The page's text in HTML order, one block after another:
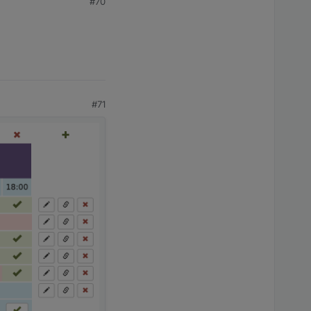
braucht, sind die
anderen koennen
immer...
- kein Borg da.. :)
#71